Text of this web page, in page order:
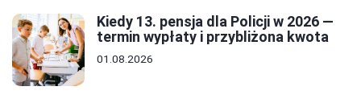
Kiedy 13. pensja dla Policji w 2026 —
termin wypłaty i przybliżona kwota
01.08.2026